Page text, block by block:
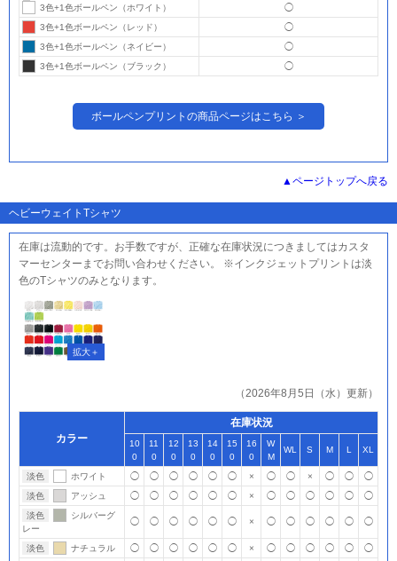
3色+1色ボールペン（ホワイト）
◯
3色+1色ボールペン（レッド）
◯
3色+1色ボールペン（ネイビー）
◯
3色+1色ボールペン（ブラック）
◯
ボールペンプリントの商品ページはこちら ＞
ページトップへ戻る
ヘビーウェイトTシャツ
在庫は流動的です。お手数ですが、正確な在庫状況につきましてはカスタ
マーセンターまでお問い合わせください。 ※インクジェットプリントは淡
色のTシャツのみとなります。
（2026年8月5日（水）更新）
カラー
在庫状況
10
0
11
0
12
0
13
0
14
0
15
0
16
0
W
M
WL S M L XL
淡色 ホワイト ◯ ◯ ◯ ◯ ◯ ◯ × ◯ ◯ × ◯ ◯
◯
淡色
アッシュ ◯ ◯ ◯ ◯ ◯ ◯ × ◯ ◯ ◯ ◯ ◯
◯
淡色
シルバーグ
レー
◯ ◯ ◯ ◯ ◯ ◯ × ◯ ◯ ◯ ◯ ◯ ◯
淡色 ナチュラル ◯ ◯ ◯ ◯ ◯ ◯ × ◯ ◯ ◯ ◯ ◯
◯